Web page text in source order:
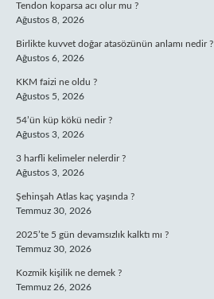
Tendon koparsa acı olur mu ?
Ağustos 8, 2026
Birlikte kuvvet doğar atasözünün anlamı nedir ?
Ağustos 6, 2026
KKM faizi ne oldu ?
Ağustos 5, 2026
54’ün küp kökü nedir ?
Ağustos 3, 2026
3 harfli kelimeler nelerdir ?
Ağustos 3, 2026
Şehinşah Atlas kaç yaşında ?
Temmuz 30, 2026
2025’te 5 gün devamsızlık kalktı mı ?
Temmuz 30, 2026
Kozmik kişilik ne demek ?
Temmuz 26, 2026